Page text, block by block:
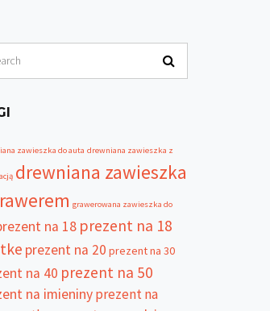
zawieszka do auta drewniana zawieszka z
drewniana zawieszka
grawerowana zawieszka do
na 18 prezent na 18
prezent na 20 prezent na 30
na 40 prezent na 50
na imieniny prezent na